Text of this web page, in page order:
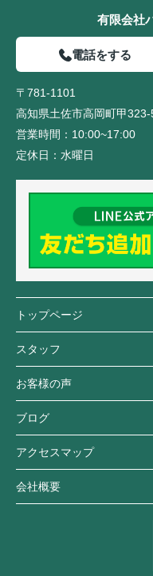
有限会社
電話をする
〒781-1101
高知県土佐市高岡町甲323-
営業時間： 10:00~17:00
定休日： 水曜日
トップページ
スタッフ
お客様の声
ブログ
アクセスマップ
会社概要